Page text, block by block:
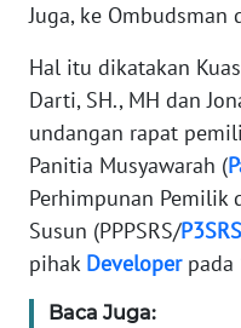
Juga, ke Ombudsman
Hal itu dikatakan
Darti, SH., MH dan
undangan rapat
Panitia Musyawarah (
Perhimpunan Pemilik
Susun (PPPSRS/P3SRS
pihak Developerpada
Baca Juga:
SUMUT
WN
JAKARTA
JABAR
WN